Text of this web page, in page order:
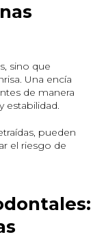
sino que
Una encía
de manera
estabilidad.
pueden
el riesgo de